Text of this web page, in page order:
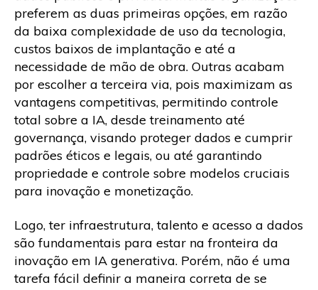
preferem as duas primeiras opções, em razão
da baixa complexidade de uso da tecnologia,
custos baixos de implantação e até a
necessidade de mão de obra. Outras acabam
por escolher a terceira via, pois maximizam as
vantagens competitivas, permitindo controle
total sobre a IA, desde treinamento até
governança, visando proteger dados e cumprir
padrões éticos e legais, ou até garantindo
propriedade e controle sobre modelos cruciais
para inovação e monetização.
Logo, ter infraestrutura, talento e acesso a dados
são fundamentais para estar na fronteira da
inovação em IA generativa. Porém, não é uma
tarefa fácil definir a maneira correta de se